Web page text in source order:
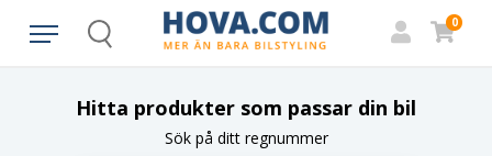
Search
0
Hitta produkter som passar din bil
Sök på ditt regnummer